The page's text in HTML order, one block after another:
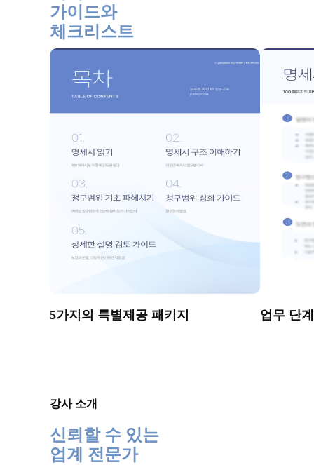
가이드와
체크리스트
5가지의 특별제공 패키지 업무 단
강사 소개
신뢰할 수 있는
업계 전문가